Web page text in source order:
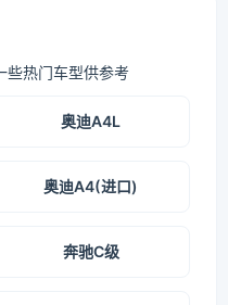
些热门车型供参考
奥迪A4L
奥迪A4(进口)
奔驰C级